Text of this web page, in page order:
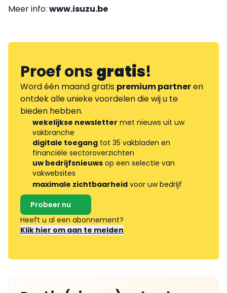
Meer info: www.isuzu.be
Proef onsgratis!
Word één maand gratis premium partneren
ontdek alle unieke voordelen die wij u te
bieden hebben.
wekelijkse newsletter met nieuws uit uw
vakbranche
digitale toegang tot 35 vakbladen en
financiële sectoroverzichten
uw bedrijfsnieuws op een selectie van
vakwebsites
maximale zichtbaarheid voor uw bedrijf
Probeer nu
Heeft u al een abonnement?
Klik hier om aan te melden